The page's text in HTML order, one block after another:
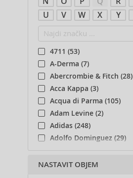
U
V W X Y
4711 (53)
A-Derma (7)
Abercrombie & Fitch (28)
Acca Kappa (3)
Acqua di Parma (105)
Adam Levine (2)
Adidas (248)
Adolfo Dominguez (29)
Adyan (81)
Affinage (1)
NASTAVIT OBJEM